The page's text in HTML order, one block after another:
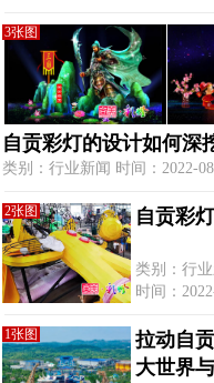
3张图
自贡彩灯的设计如何深
类别：行业新闻 时间：2022-
2张图 自贡彩
类别：行
时间：
1张图
拉动自
大世界